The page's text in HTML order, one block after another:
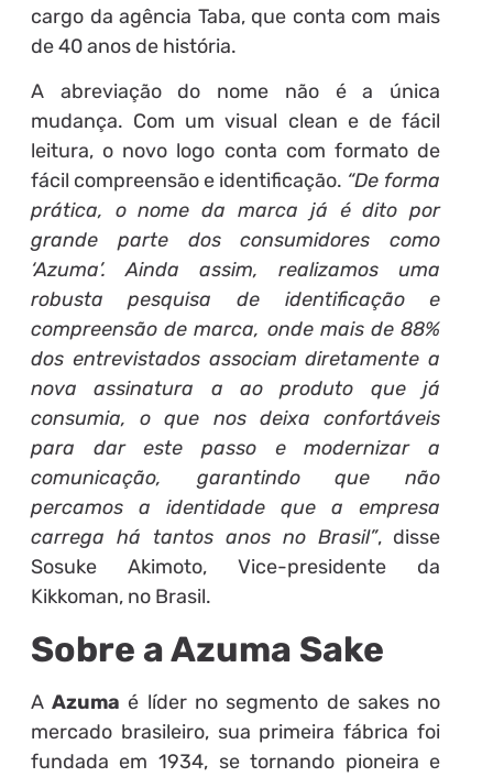
cargo da agência Taba, que conta com mais
de 40 anos de história.
A abreviação do nome não é a única
mudança. Com um visual clean e de fácil
leitura, o novo logo conta com formato de
fácil compreensão e identificação. “De forma
prática, o nome da marca já é dito por
grande parte dos consumidores como
‘Azuma’. Ainda assim, realizamos uma
robusta pesquisa de identificação e
compreensão de marca, onde mais de 88%
dos entrevistados associam diretamente a
nova assinatura a ao produto que já
consumia, o que nos deixa confortáveis
para dar este passo e modernizar a
comunicação, garantindo que não
percamos a identidade que a empresa
carrega há tantos anos no Brasil”, disse
Sosuke Akimoto, Vice-presidente da
Kikkoman, no Brasil.
Sobre a Azuma Sake
AAzuma é líder no segmento de sakes no
mercado brasileiro, sua primeira fábrica foi
fundada em 1934, se tornando pioneira e